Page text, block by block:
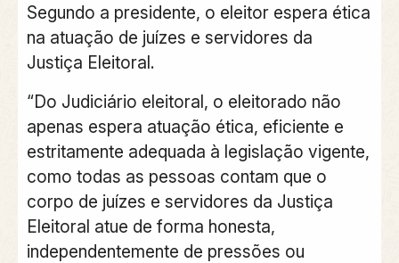
Segundo a presidente, o eleitor espera ética
na atuação de juízes e servidores da
Justiça Eleitoral.
“Do Judiciário eleitoral, o eleitorado não
apenas espera atuação ética, eficiente e
estritamente adequada à legislação vigente,
como todas as pessoas contam que o
corpo de juízes e servidores da Justiça
Eleitoral atue de forma honesta,
independentemente de pressões ou